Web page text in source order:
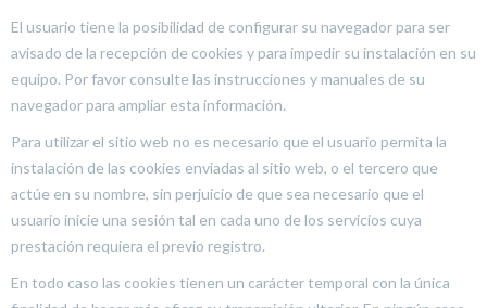
El usuario tiene la posibilidad de configurar su navegador para ser
avisado de la recepción de cookies y para impedir su instalación en su
equipo. Por favor consulte las instrucciones y manuales de su
navegador para ampliar esta información.
Para utilizar el sitio web no es necesario que el usuario permita la
instalación de las cookies enviadas al sitio web, o el tercero que
actúe en su nombre, sin perjuicio de que sea necesario que el
usuario inicie una sesión tal en cada uno de los servicios cuya
prestación requiera el previo registro.
En todo caso las cookies tienen un carácter temporal con la única